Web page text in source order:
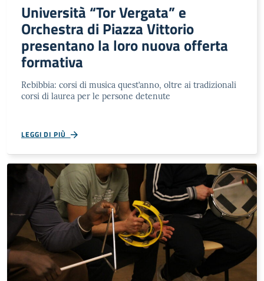
Università “Tor Vergata” e
Orchestra di Piazza Vittorio
presentano la loro nuova offerta
formativa
Rebibbia: corsi di musica quest’anno, oltre ai tradizionali
corsi di laurea per le persone detenute
LEGGI DI PIÙ